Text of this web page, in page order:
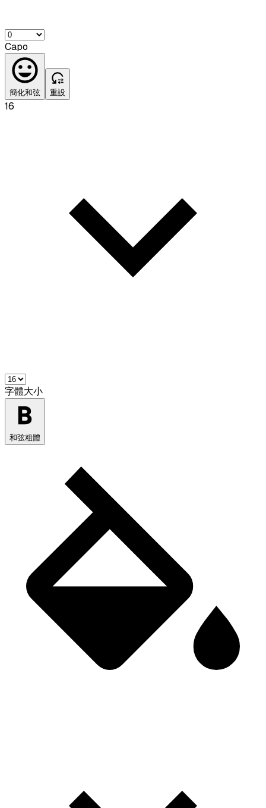
Capo
簡化和弦 重設
16
字體大小
和弦粗體